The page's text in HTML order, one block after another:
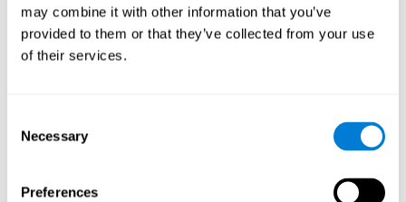
may combine it with other information that you’ve
provided to them or that they’ve collected from your use
of their services.
Selection
Necessary
Preferences
O Robo Factory de CogniFit ajuda a estimular um padrão de
ativação neural específico. Repetir e treinar esse padrão de
forma consistente pode ajudar a criar novas sinapses e ajudar os
espacial e o deslocamento. Estimular consistentemente essas
habilidades pode ajudar a criar novas sinapses, reorganizar os
O que acontece quando não treino